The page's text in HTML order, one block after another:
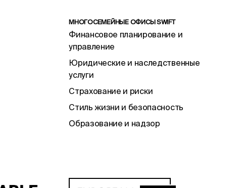
МНОГОСЕМЕЙНЫЕ ОФИСЫ SWIFT
Финансовое планирование и
управление
Юридические и наследственные
услуги
Страхование и риски
Стиль жизни и безопасность
Образование и надзор